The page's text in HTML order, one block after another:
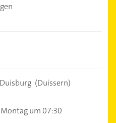
(Duissern)
um 07:30